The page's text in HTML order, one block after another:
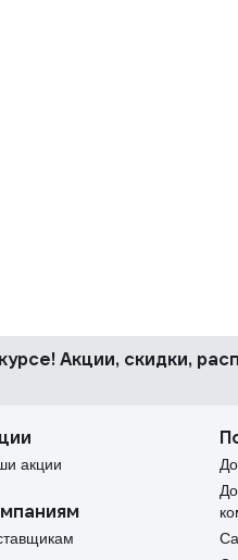
Акции, скидки,
акции